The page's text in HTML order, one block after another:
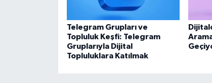
Telegram Grupları ve
Topluluk Keşfi: Telegram
Gruplarıyla Dijital
Topluluklara Katılmak